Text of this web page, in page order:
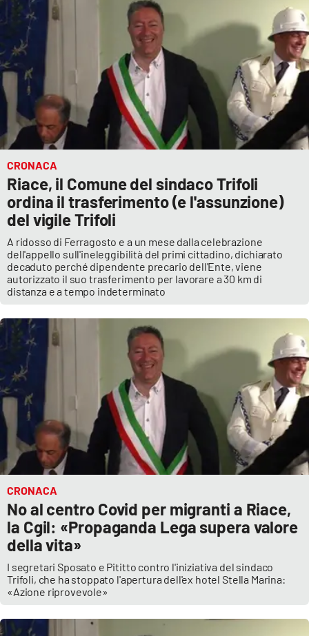
Parchi Marini Calabria
Leggendo Alvaro insieme
Imprese Di Calabria
Le perfidie di Antonella Grippo
Venti di comunicazione
STREAMING
LaC TV
LaC Network
LaC OnAir
EDIZIONI
LOCALI
Catanzaro
Crotone
Reggio Calabria
Cosenza
Lamezia Terme
CRONACA
Riace, il Comune del sindaco Trifoli
ordina il trasferimento (e l'assunzione)
del vigile Trifoli
A ridosso di Ferragosto e a un mese dalla celebrazione
dell'appello sull'ineleggibilità del primi cittadino, dichiarato
decaduto perché dipendente precario dell'Ente, viene
autorizzato il suo trasferimento per lavorare a 30 km di
distanza e a tempo indeterminato
CRONACA
No al centro Covid per migranti a Riace,
la Cgil: «Propaganda Lega supera valore
della vita»
I segretari Sposato e Pititto contro l'iniziativa del sindaco
Trifoli, che ha stoppato l'apertura dell'ex hotel Stella Marina:
«Azione riprovevole»